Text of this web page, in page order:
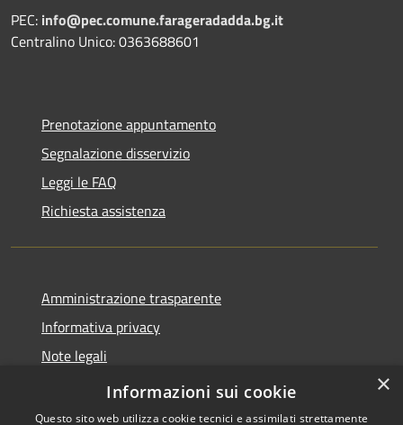
PEC: info@pec.comune.farageradadda.bg.it
Centralino Unico: 0363688601
Prenotazione appuntamento
Segnalazione disservizio
Leggi le FAQ
Richiesta assistenza
Amministrazione trasparente
Informativa privacy
Note legali
Dichiarazione di accessibilità
×
Informazioni sui cookie
Questo sito web utilizza cookie tecnici e assimilati strettamente